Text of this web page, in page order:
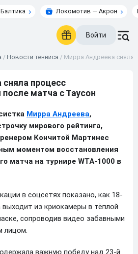
Локомотив — Акрон
Войти
/ Новости тенниса / Мирра Андреева сняла
процесс
матча с Таусон
Мирра Андреева,
мирового рейтинга,
Кончитой Мартинес
моментом восстановления
матча на турнире WTA-1000 в
в соцсетях показано, как 18-
выходит из криокамеры в тёплой
сопроводив видео забавными
лицом.
важную победу над 23-й